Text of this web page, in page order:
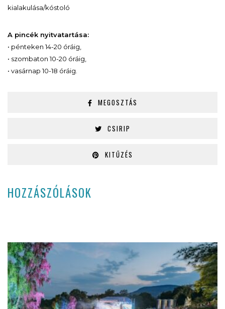
kialakulása/kóstoló
A pincék nyitvatartása:
• pénteken 14-20 óráig,
• szombaton 10-20 óráig,
• vasárnap 10-18 óráig.
MEGOSZTÁS
CSIRIP
KITŰZÉS
HOZZÁSZÓLÁSOK